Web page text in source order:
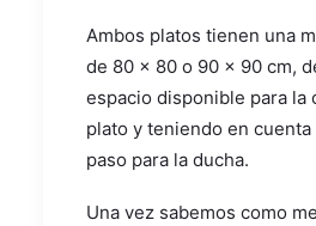
Ambos platos tienen una
de 80 x 80 o 90 x 90 cm,
espacio disponible para la
plato y teniendo en
paso para la ducha.
Una vez sabemos como